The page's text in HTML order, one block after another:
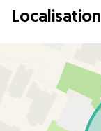
Localisation